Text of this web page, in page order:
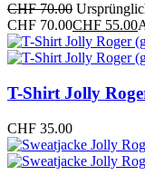
CHF70.00
CHF 70.00CHF 55.00
T-Shirt Jolly
CHF 35.00